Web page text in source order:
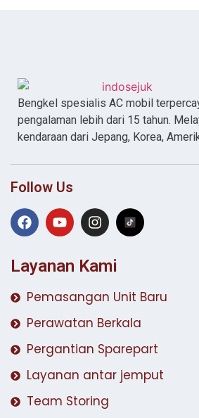
Bengkel spesialis AC mobil
pengalaman lebih dari 15 tahun.
kendaraan dari Jepang, Korea,
Follow Us
Layanan Kami
Pemasangan Unit Baru
Perawatan Berkala
Pergantian Sparepart
Layanan antar jemput
Team Storing